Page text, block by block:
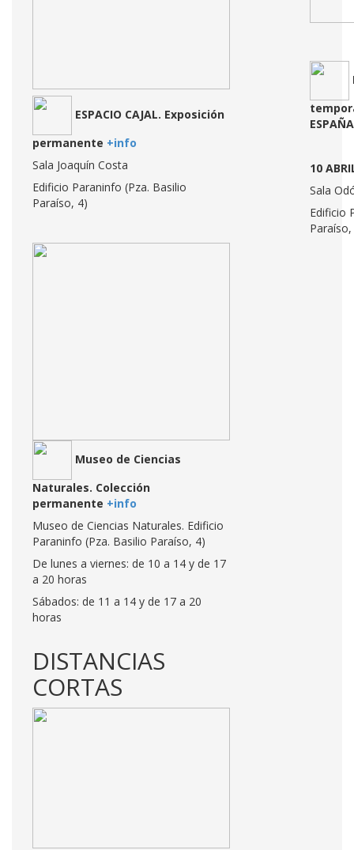
ESPACIO CAJAL. Exposición
permanente +info
Sala Joaquín Costa
Edificio Paraninfo (Pza. Basilio
Paraíso, 4)
10
Sala
Edificio
Museo de Ciencias
Naturales. Colección
permanente +info
Museo de Ciencias Naturales. Edificio
Paraninfo (Pza. Basilio Paraíso, 4)
De lunes a viernes: de 10 a 14 y de 17
a 20 horas
Sábados: de 11 a 14 y de 17 a 20
horas
DISTANCIAS
CORTAS